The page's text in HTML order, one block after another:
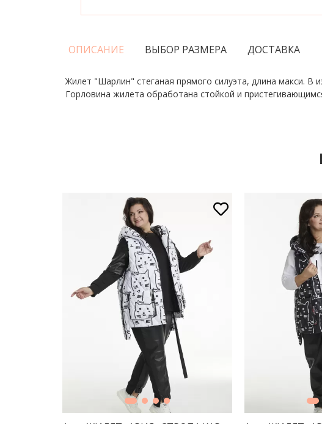
ОПИСАНИЕ ВЫБОР РАЗМЕРА ДОСТАВКА
Жилет "Шарлин" стеганая прямого силуэта, длина макси. В
Горловина жилета обработана стойкой и